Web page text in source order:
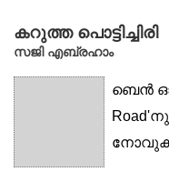
കറുത്ത പൊട്ടിച്ചിരി
സജി എബ്രഹാം
ബെൻ